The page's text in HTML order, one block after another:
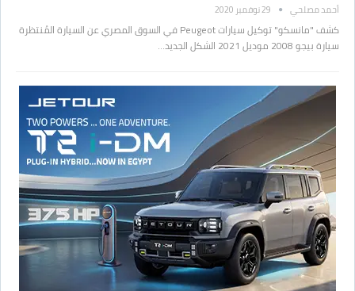
أحمد مصلحي 29 نوفمبر 2020
كشف "مانسكو" توكيل سيارات Peugeot في السوق المصري عن السيارة المُنتظرة
سيارة بيجو 2008 موديل 2021 الشكل الجديد…